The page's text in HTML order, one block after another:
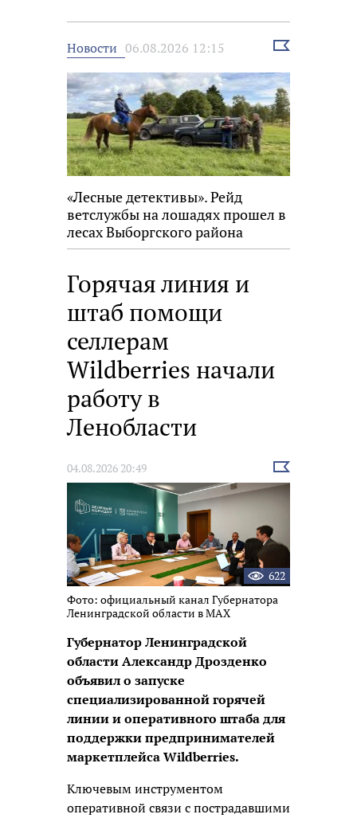
Новости 06.08.2026 12:15
Выбрать
«Лесные детективы». Рейд
ветслужбы на лошадях прошел в
лесах Выборгского района
Горячая линия и
штаб помощи
селлерам
Wildberries начали
работу в
Ленобласти
04.08.2026 20:49
Выбрать
новость
622
Фото: официальный канал Губернатора
Ленинградской области в МАХ
Губернатор Ленинградской
области Александр Дрозденко
объявил о запуске
специализированной горячей
линии и оперативного штаба для
поддержки предпринимателей
маркетплейса Wildberries.
Ключевым инструментом
оперативной связи с пострадавшими